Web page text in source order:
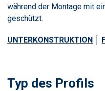
während der Montage mit
geschützt.
UNTERKONSTRUKTION
Typ des Profils